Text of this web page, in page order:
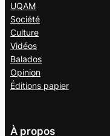
UQAM
Société
Culture
Vidéos
Balados
Opinion
Éditions papier
À propos